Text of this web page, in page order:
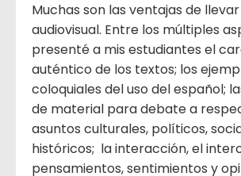
Muchas son las ventajas de
audiovisual. Entre los múltiples
presenté a mis estudiantes el
auténtico de los textos; los
coloquiales del uso del español;
de material para debate a
asuntos culturales, políticos,
históricos; la interacción, el
pensamientos, sentimientos y